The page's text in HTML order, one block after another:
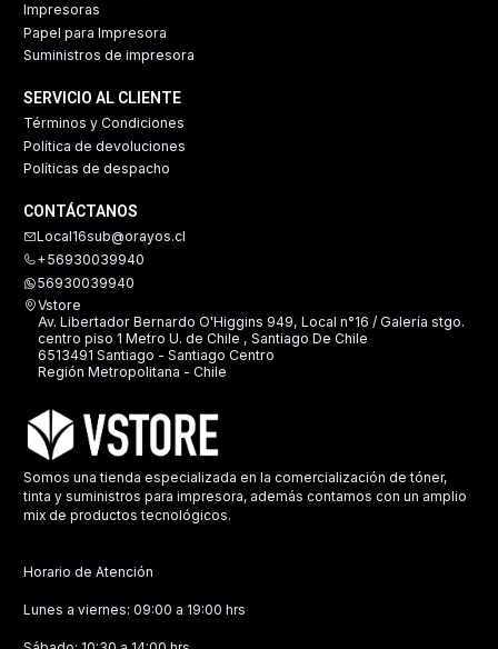
Impresoras
Papel para Impresora
Suministros de impresora
SERVICIO AL CLIENTE
Términos y Condiciones
Política de devoluciones
Políticas de despacho
CONTÁCTANOS
Local16sub@orayos.cl
+56930039940
56930039940
Vstore
Av. Libertador Bernardo O'Higgins 949, Local n°16 / Galería stgo.
centro piso 1 Metro U. de Chile , Santiago De Chile
6513491 Santiago - Santiago Centro
Región Metropolitana - Chile
Somos una tienda especializada en la comercialización de tóner,
tinta y suministros para impresora, además contamos con un amplio
mix de productos tecnológicos.
Horario de Atención
Lunes a viernes: 09:00 a 19:00 hrs